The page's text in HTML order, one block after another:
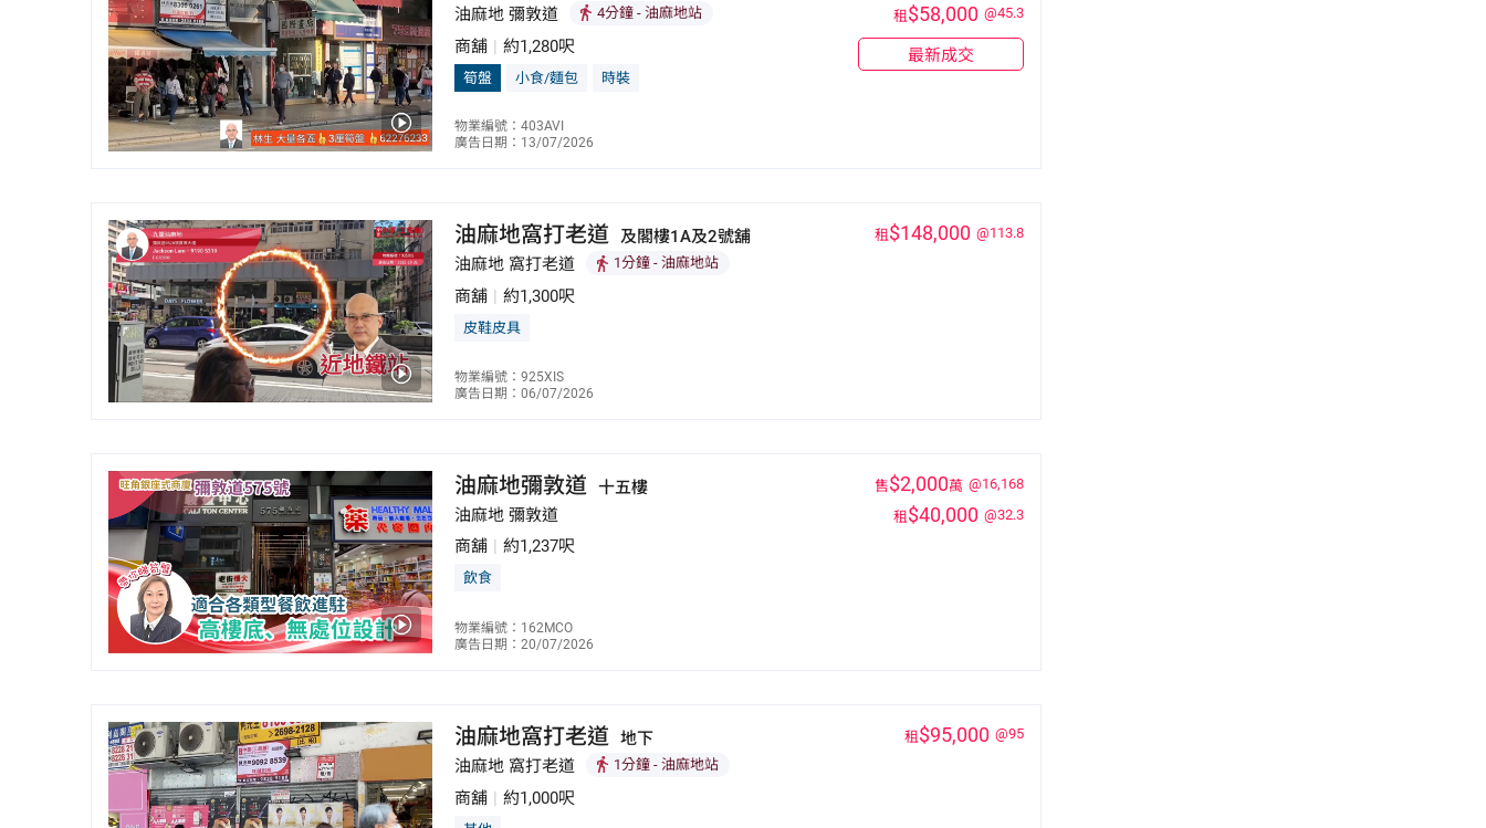
油麻地 彌敦道
4分鐘 - 油麻地站
商舖 | 約1,280呎
筍盤 小食/麵包 時裝
物業編號：403AVI
廣告日期：13/07/2026
租$58,000 @45.3
最新成交
油麻地窩打老道 及閣樓1A及2號舖
油麻地 窩打老道
1分鐘 - 油麻地站
商舖 約1,300呎
皮鞋皮具
物業編號：925XIS
廣告日期：06/07/2026
租$148,000 @113.8
油麻地彌敦道 十五樓
油麻地 彌敦道
商舖 | 約1,237呎
飲食
物業編號：162MCO
廣告日期：20/07/2026
售$2,000萬 @16,168
租$40,000 @32.3
油麻地窩打老道 地下
油麻地 窩打老道
1分鐘 - 油麻地站
商舖 | 約1,000呎
租 $95,000 @95